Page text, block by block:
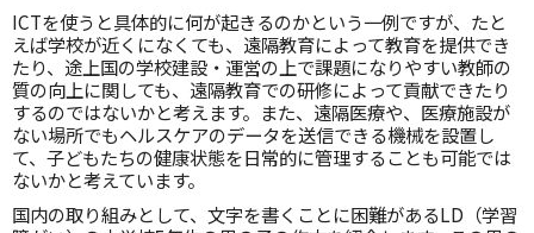
ICTを使うと具体的に何が起きるのかという一例ですが、たと
えば学校が近くになくても、遠隔教育によって教育を提供でき
たり、途上国の学校建設・運営の上で課題になりやすい教師の
質の向上に関しても、遠隔教育での研修によって貢献できたり
するのではないかと考えます。また、遠隔医療や、医療施設が
ない場所でもヘルスケアのデータを送信できる機械を設置し
て、子どもたちの健康状態を日常的に管理することも可能では
ないかと考えています。
国内の取り組みとして、文字を書くことに困難があるLD（学習